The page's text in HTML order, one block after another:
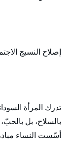
إصلاح النسيج
تدرك المرأة
بالسلاح، بل
أسّست النساء